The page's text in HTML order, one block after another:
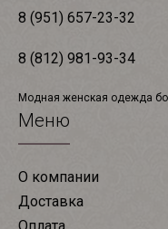
8 (951) 657-23-32
8 (812) 981-93-34
Модная женская одежда
Меню
О компании
Доставка